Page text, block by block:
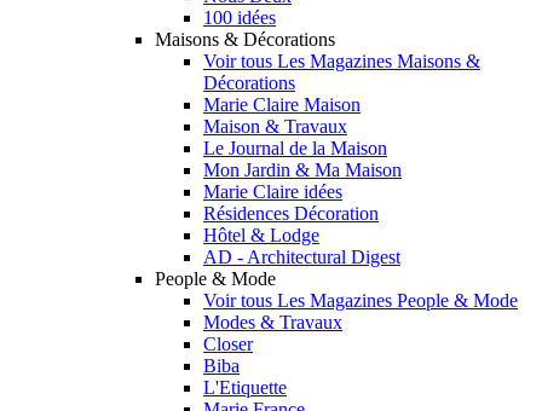
100 idées
Maisons & Décorations
Voir tous Les Magazines Maisons &
Décorations
Marie Claire Maison
Maison & Travaux
Le Journal de la Maison
Mon Jardin & Ma Maison
Marie Claire idées
Résidences Décoration
Hôtel & Lodge
AD - Architectural Digest
People & Mode
Voir tous Les Magazines People & Mode
Modes & Travaux
Closer
Biba
L'Etiquette